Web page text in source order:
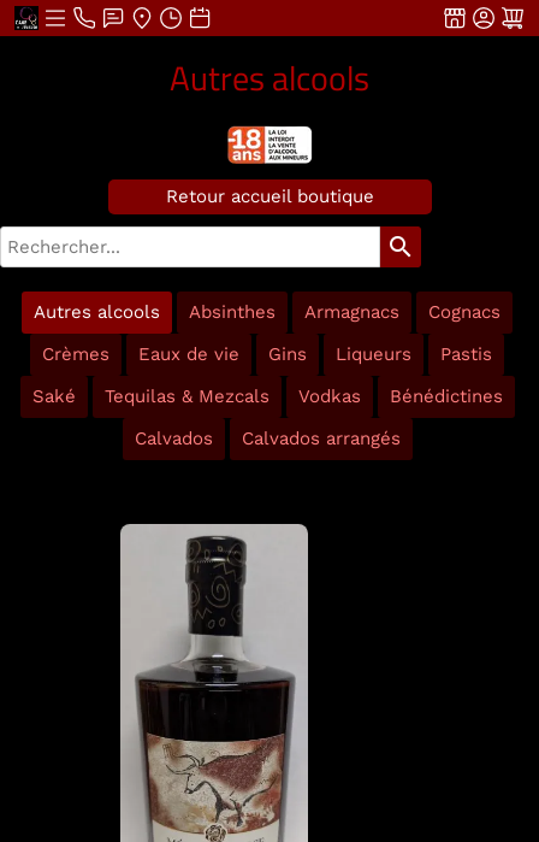
Autres alcools
Retour accueil boutique
search
Autres alcools Absinthes Armagnacs
Cognacs
Crèmes
Eaux de vie Gins Liqueurs
Pastis
Saké
Tequilas & Mezcals Vodkas
Bénédictines
Calvados
Calvados arrangés